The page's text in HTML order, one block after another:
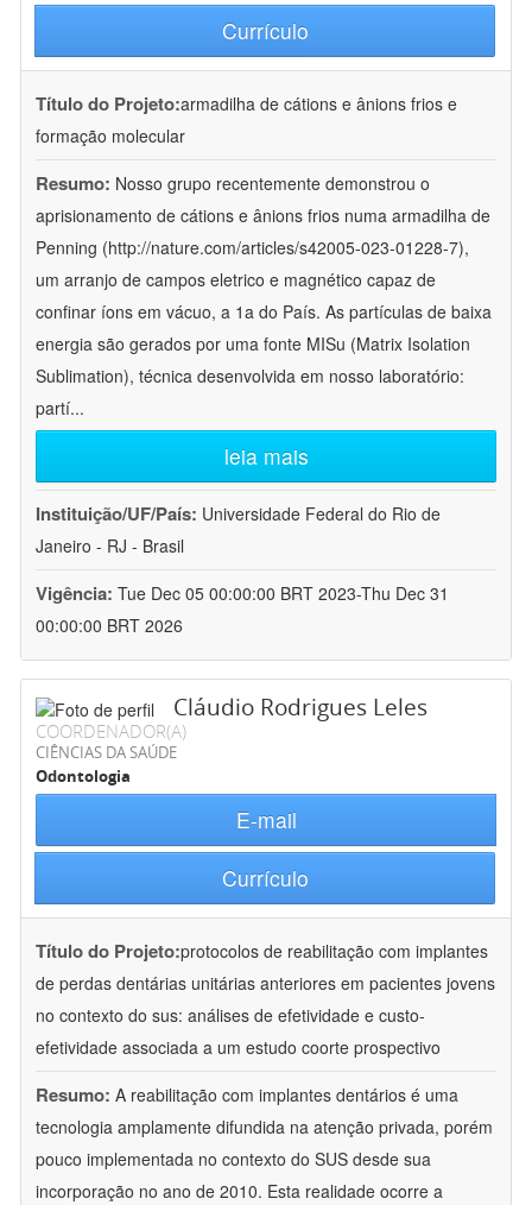
Currículo
Título do Projeto:armadilha de cátions e ânions frios e
formação molecular
Resumo: Nosso grupo recentemente demonstrou o
aprisionamento de cátions e ânions frios numa armadilha de
Penning (http://nature.com/articles/s42005-023-01228-7),
um arranjo de campos eletrico e magnético capaz de
confinar íons em vácuo, a 1a do País. As partículas de baixa
energia são gerados por uma fonte MISu (Matrix Isolation
Sublimation), técnica desenvolvida em nosso laboratório:
partí...
leia mais
Instituição/UF/País: Universidade Federal do Rio de
Janeiro - RJ - Brasil
Vigência: Tue Dec 05 00:00:00 BRT 2023-Thu Dec 31
00:00:00 BRT 2026
Cláudio Rodrigues Leles
COORDENADOR(A)
CIÊNCIAS DA SAÚDE
Odontologia
E-mail
Currículo
Título do Projeto:protocolos de reabilitação com implantes
de perdas dentárias unitárias anteriores em pacientes jovens
no contexto do sus: análises de efetividade e custo-
efetividade associada a um estudo coorte prospectivo
Resumo: A reabilitação com implantes dentários é uma
tecnologia amplamente difundida na atenção privada, porém
pouco implementada no contexto do SUS desde sua
incorporação no ano de 2010. Esta realidade ocorre a